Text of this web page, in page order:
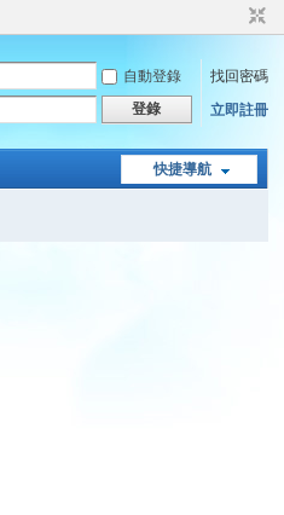
自動登錄
找回密碼
登錄 立即註冊
快捷導航